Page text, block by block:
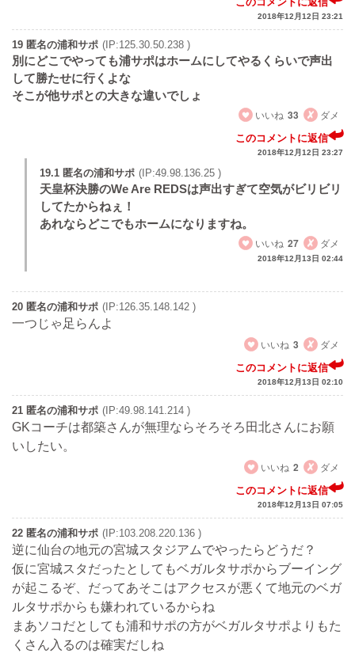
2018年12月12日 23:21
19 匿名の浦和サポ (IP:125.30.50.238 )
別にどこでやっても浦サポはホームにしてやるくらいで声出
して勝たせに行くよな
そこが他サポとの大きな違いでしょ
いいね 33 ダメ
このコメントに返信
2018年12月12日 23:27
19.1 匿名の浦和サポ (IP:49.98.136.25 )
天皇杯決勝のWe Are REDSは声出すぎて空気がビリビリ
してたからねぇ！
あれならどこでもホームになりますね。
いいね 27 ダメ
2018年12月13日 02:44
20 匿名の浦和サポ (IP:126.35.148.142 )
一つじゃ足らんよ
いいね 3 ダメ
このコメントに返信
2018年12月13日 02:10
21 匿名の浦和サポ (IP:49.98.141.214 )
GKコーチは都築さんが無理ならそろそろ田北さんにお願
いしたい。
いいね 2 ダメ
このコメントに返信
2018年12月13日 07:05
22 匿名の浦和サポ (IP:103.208.220.136 )
逆に仙台の地元の宮城スタジアムでやったらどうだ？
仮に宮城スタだったとしてもベガルタサポからブーイング
が起こるぞ、だってあそこはアクセスが悪くて地元のベガ
ルタサポからも嫌われているからね
まあソコだとしても浦和サポの方がベガルタサポよりもた
くさん入るのは確実だしね